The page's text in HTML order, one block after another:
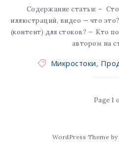
Содержание статьи: –
иллюстраций, видео — что
(контент) для стоков? – Кто
автором на
Микростоки,
Page 1
WordPress Theme by